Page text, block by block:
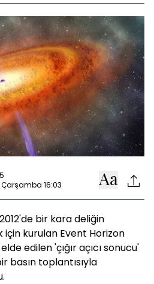
Çarşamba 16:03
bir kara deliğin
kurulan Event Horizon
edilen 'çığır açıcı sonucu'
basın toplantısıyla